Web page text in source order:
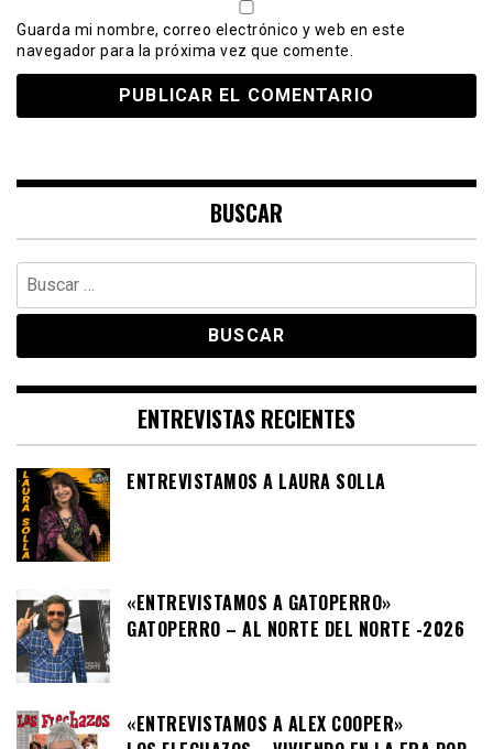
Guarda mi nombre, correo electrónico y web en este
navegador para la próxima vez que comente.
BUSCAR
Buscar:
ENTREVISTAS RECIENTES
ENTREVISTAMOS A LAURA SOLLA
«ENTREVISTAMOS A GATOPERRO»
GATOPERRO – AL NORTE DEL NORTE -2026
«ENTREVISTAMOS A ALEX COOPER»